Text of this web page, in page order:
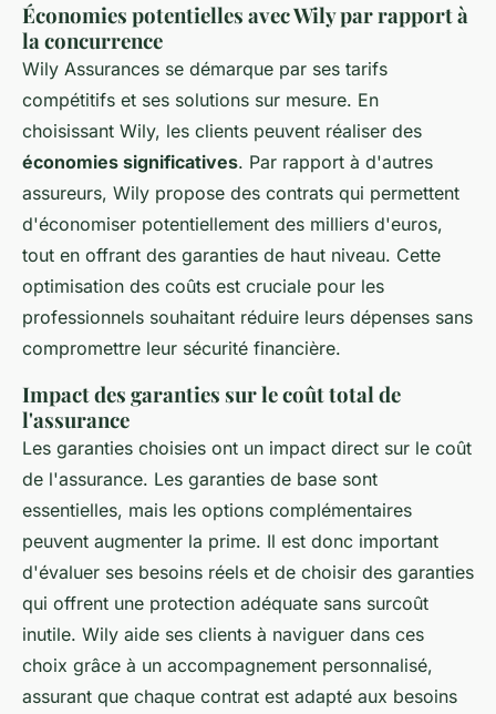
Économies potentielles avec Wily par rapport à
la concurrence
Wily Assurances se démarque par ses tarifs
compétitifs et ses solutions sur mesure. En
choisissant Wily, les clients peuvent réaliser des
économies significatives. Par rapport à d'autres
assureurs, Wily propose des contrats qui permettent
d'économiser potentiellement des milliers d'euros,
tout en offrant des garanties de haut niveau. Cette
optimisation des coûts est cruciale pour les
professionnels souhaitant réduire leurs dépenses sans
compromettre leur sécurité financière.
Impact des garanties sur le coût total de
l'assurance
Les garanties choisies ont un impact direct sur le coût
de l'assurance. Les garanties de base sont
essentielles, mais les options complémentaires
peuvent augmenter la prime. Il est donc important
d'évaluer ses besoins réels et de choisir des garanties
qui offrent une protection adéquate sans surcoût
inutile. Wily aide ses clients à naviguer dans ces
choix grâce à un accompagnement personnalisé,
assurant que chaque contrat est adapté aux besoins